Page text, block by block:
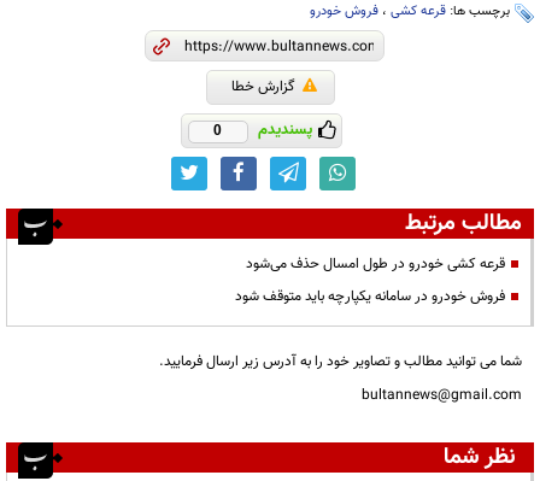
برچسب ها: قرعه کشی ، فروش خودرو
گزارش خطا
پسندیدم 0
مطالب مرتبط
قرعه کشی خودرو در طول امسال حذف می‌شود
فروش خودرو در سامانه یکپارچه باید متوقف شود
شما می توانید مطالب و تصاویر خود را به آدرس زیر ارسال فرمایید.
bultannews@gmail.com
نظر شما